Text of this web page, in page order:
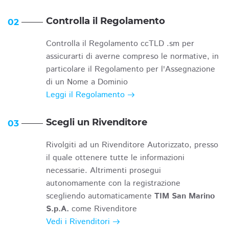
02 Controlla il Regolamento
Controlla il Regolamento ccTLD .sm per
assicurarti di averne compreso le normative, in
particolare il Regolamento per l'Assegnazione
di un Nome a Dominio
Leggi il Regolamento
03 Scegli un Rivenditore
Rivolgiti ad un Rivenditore Autorizzato, presso
il quale ottenere tutte le informazioni
necessarie. Altrimenti prosegui
autonomamente con la registrazione
scegliendo automaticamente TIM San Marino
S.p.A. come Rivenditore
Vedi i Rivenditori